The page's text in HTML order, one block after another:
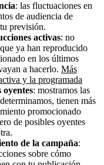
: las fluctuaciones en
de audiencia de
previsión.
activas: no
ya han reproducido
en los últimos
a hacerlo. Más
y la programada
oyentes: mostramos las
tienen más
promocionado
de posibles oyentes
de la campaña:
sobre cómo